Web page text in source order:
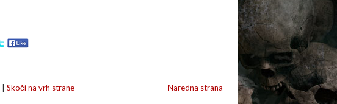
Naredna strana
Skoči na vrh strane